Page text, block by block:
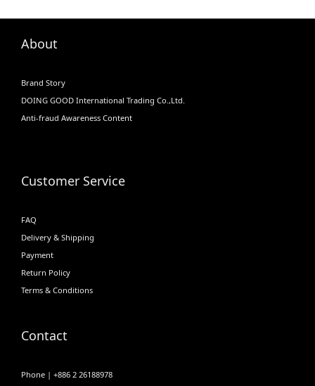
About
Brand Story
DOING GOOD International Trading Co.,Ltd.
Anti-fraud Awareness Content
Customer Service
FAQ
Delivery & Shipping
Payment
Return Policy
Terms & Conditions
Contact
Phone | +886 2 26188978